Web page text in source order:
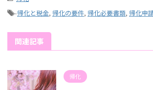
-帰化と税金, 帰化の要件, 帰化必要書類, 帰化申
関連記事
帰化